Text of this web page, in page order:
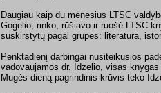
Daugiau kaip du mėnesius LTSC
Gogelio, rinko, rūšiavo ir ruošė LTSC
suskirstytų pagal grupes: literatūra,
Penktadienį darbingai nusiteikusios
vadovaujamos dr. Idzelio, visas
Mugės dieną pagrindinis krūvis teko